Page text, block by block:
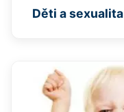
Děti a sexualita